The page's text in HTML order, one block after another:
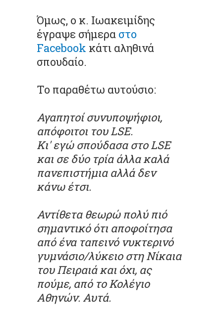
Όμως, ο κ. Ιωακειμίδης
έγραψε σήμερα στο
Facebook κάτι αληθινά
σπουδαίο.
Το παραθέτω αυτούσιο:
Αγαπητοί συνυποψήφιοι,
απόφοιτοι του LSE.
Κι' εγώ σπούδασα στο LSE
και σε δύο τρία άλλα καλά
πανεπιστήμια αλλά δεν
κάνω έτσι.
Αντίθετα θεωρώ πολύ πιό
σημαντικό ότι αποφοίτησα
από ένα ταπεινό νυκτερινό
γυμνάσιο/λύκειο στη Νίκαια
του Πειραιά και όχι, ας
πούμε, από το Κολέγιο
Αθηνών. Αυτά.